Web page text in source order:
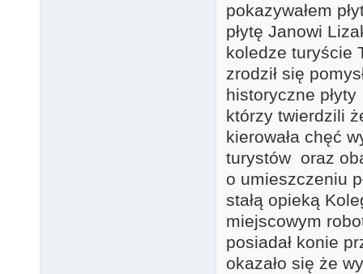
pokazywałem
płytę Janowi
koledze turyście
zrodził się
historyczne
którzy twierdzili
kierowała chęć
turystów oraz
o umieszczeniu
stałą opieką
miejscowym
posiadał konie
okazało się że